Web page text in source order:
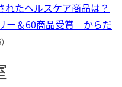
たヘルスケア商品は？
ー＆60商品受賞 からだ